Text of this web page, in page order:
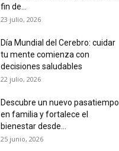
fin de...
23 julio, 2026
Día Mundial del Cerebro: cuidar
tu mente comienza con
decisiones saludables
22 julio, 2026
Descubre un nuevo pasatiempo
en familia y fortalece el
bienestar desde...
25 junio, 2026